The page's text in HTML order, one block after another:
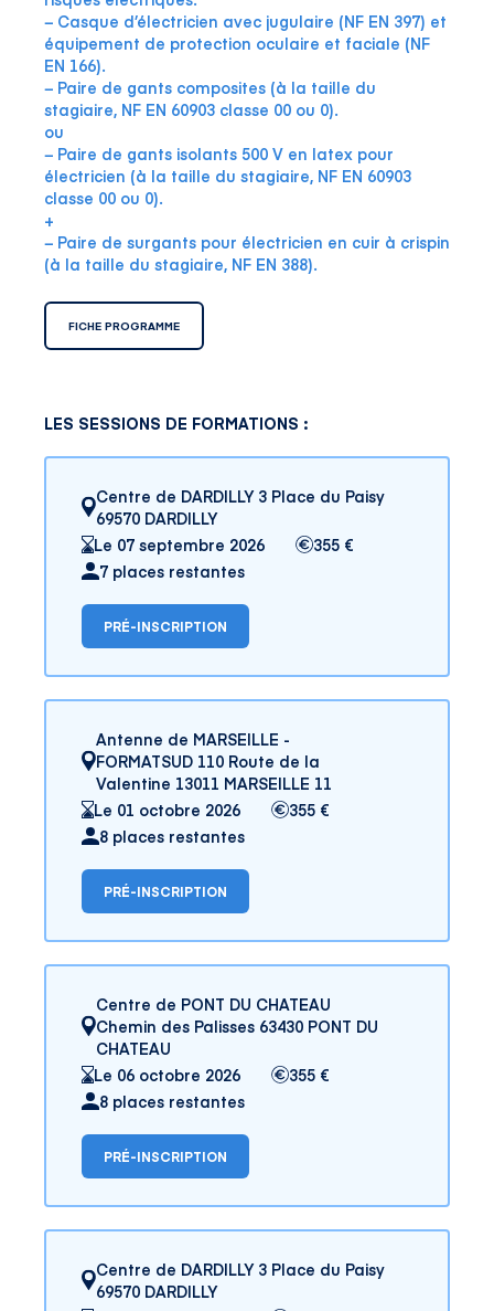
− Casque d’électricien avec jugulaire (NF EN 397) et
équipement de protection oculaire et faciale (NF
EN 166).
− Paire de gants composites (à la taille du
stagiaire, NF EN 60903 classe 00 ou 0).
ou
− Paire de gants isolants 500 V en latex pour
électricien (à la taille du stagiaire, NF EN 60903
classe 00 ou 0).
+
− Paire de surgants pour électricien en cuir à crispin
(à la taille du stagiaire, NF EN 388).
FICHE PROGRAMME
LES SESSIONS DE FORMATIONS :
Centre de DARDILLY 3 Place du Paisy
69570 DARDILLY
Le 07 septembre 2026
355 €
7 places restantes
PRÉ-INSCRIPTION
Antenne de MARSEILLE -
FORMATSUD 110 Route de la
Valentine 13011 MARSEILLE 11
Le 01 octobre 2026
355 €
8 places restantes
PRÉ-INSCRIPTION
Centre de PONT DU CHATEAU
Chemin des Palisses 63430 PONT DU
CHATEAU
Le 06 octobre 2026
355 €
8 places restantes
PRÉ-INSCRIPTION
Centre de DARDILLY 3 Place du Paisy
69570 DARDILLY